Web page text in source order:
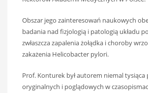
Obszar jego zainteresowań naukowych
badania nad fizjologią i patologią układu
zwłaszcza zapalenia żołądka i choroby
zakażenia Helicobacter pylori.
Prof. Konturek był autorem niemal
oryginalnych i poglądowych w